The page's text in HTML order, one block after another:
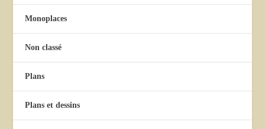
Monoplaces
Non classé
Plans
Plans et dessins